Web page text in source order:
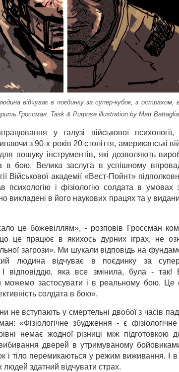
відчуває в поєдинку за супер-кубок, з острахом,
Гроссман. Task & Purpose illustration by Matt Battaglia
у галузі військової
з 90-х років 20 століття, американські
для пошуку інструментів, які дозволяють
в бою. Велика заслуга в успішному
Військової академії «Вест-Пойнт»
і фізіологію солдата в умовах
викладені в його наукових працях та у
це божевіллям», - розповів Гроссман
це працює в якихось дурних іграх, не
загрози». Ми шукали відповідь на
людина відчуває в поєдинку за
відповіддю, яка все змінила, була -
можемо застосувати і в реальному бою. Це
солдата в бою».
не вступають у смертельні двобої з часів
«Фізіологічне збудження - є
немає жодної різниці між підготовкою
дверей в утримуваному
і тіло перемикаються у режим виживання. І в
людей здатний відчувати страх.